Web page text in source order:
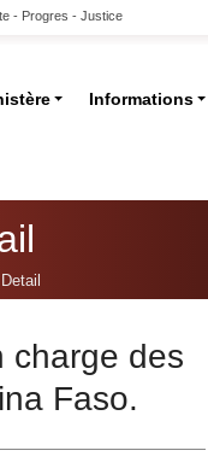
- Progres - Justice
Informations
Detail
charge des
Faso.